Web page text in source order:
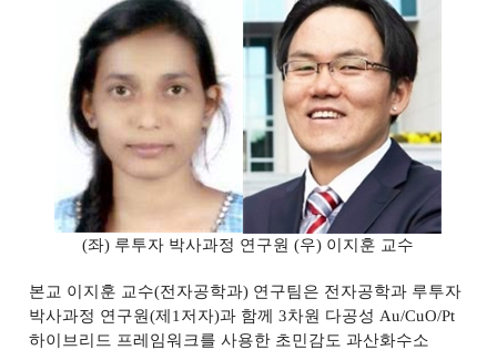
(좌) 루투자 박사과정 연구원(우) 이지훈 교수
본교 이지훈 교수(전자공학과) 연구팀은 전자공학과 루투자
박사과정 연구원(제 1 저자)과 함께3차원 다공성 Au/CuO/Pt
하이브리드 프레임워크를 사용한 초민감도 과산화수소